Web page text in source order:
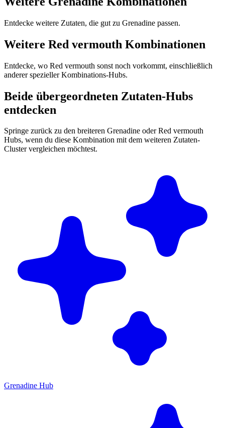
Entdecke weitere Zutaten, die gut zu Grenadine passen.
Weitere Red vermouth Kombinationen
Entdecke, wo Red vermouth sonst noch vorkommt, einschließlich
anderer spezieller Kombinations-Hubs.
Beide übergeordneten Zutaten-Hubs
entdecken
Springe zurück zu den breiteren Grenadine oder Red vermouth
Hubs, wenn du diese Kombination mit dem weiteren Zutaten-
Cluster vergleichen möchtest.
Grenadine Hub